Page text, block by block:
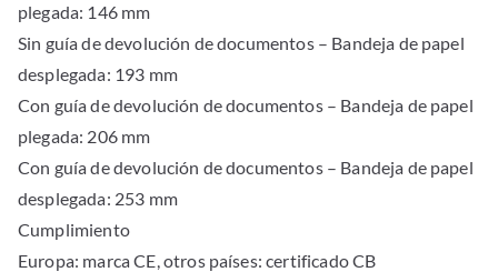
plegada: 146 mm
Sin guía de devolución de documentos – Bandeja de papel
desplegada: 193 mm
Con guía de devolución de documentos – Bandeja de papel
plegada: 206 mm
Con guía de devolución de documentos – Bandeja de papel
desplegada: 253 mm
Cumplimiento
Europa: marca CE, otros países: certificado CB